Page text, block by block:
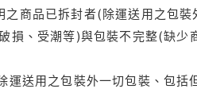
商品已拆封者(除運送用之包裝
、受潮等)與包裝不完整(缺少
送用之包裝外一切包裝、包括